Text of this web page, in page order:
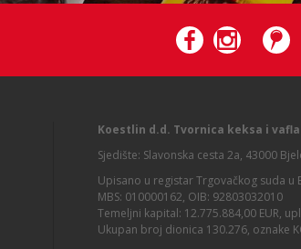
Koestlin d.d. Tvornica keksa i vafla
Sjedište: Slavonska cesta 2a, 43000
Upisano u registar Trgovačkog suda u
MBS: 010000162, OIB: 92803032010
Temeljni kapital: 12.775.884,00 EUR,
Ukupan broj dionica 130.276, oznake